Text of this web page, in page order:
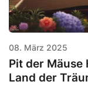
08. März 2025
Pit der Mäuse
Land der